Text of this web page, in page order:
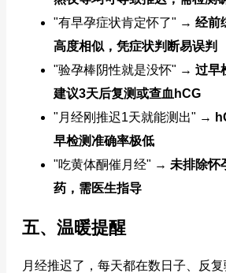
"有早孕症状肯定怀了" → 经前
高度相似，凭症状判断易误判
"验孕棒阴性就是没怀" → 过早
建议3天后复测或查血hCG
"月经刚推迟1天就能测出" →
早检测准确率极低
"吃黄体酮催月经" → 未排除怀
药，需医生指导
五、温暖提醒
月经推迟了，每天都在数日子、反